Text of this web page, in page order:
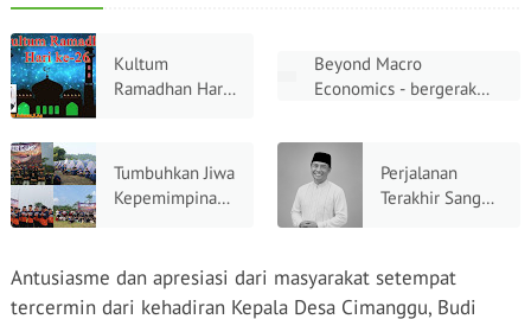
Kultum
Ramadhan Hari
Pintu Langit di
Sepertiga
Malam Terakhir
Beyond Macro
Economics - bergerak
Maslahah: Menemukan
Kembali Tauhid dan
Akhlak sebagai
Fundamental Sejati
Tumbuhkan Jiwa
Kepemimpinan
Bogor Gelar
Super Camp
Perjalanan
Terakhir Sang
Antusiasme dan apresiasi dari masyarakat setempat
tercermin dari kehadiran Kepala Desa Cimanggu, Budi